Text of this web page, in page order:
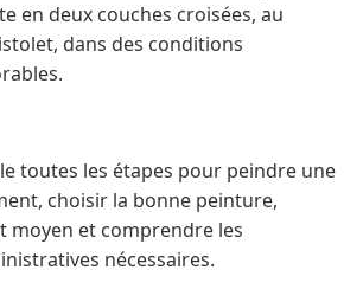
en deux couches croisées, au
dans des conditions
toutes les étapes pour peindre une
choisir la bonne peinture,
moyen et comprendre les
nécessaires.